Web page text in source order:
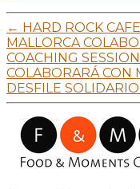
← HARD ROCK
MALLORCA
COACHING
COLABORARÁ CON
DESFILE